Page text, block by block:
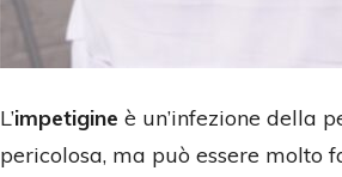
L’impetigine è un’infezione della
pericolosa, ma può essere molto